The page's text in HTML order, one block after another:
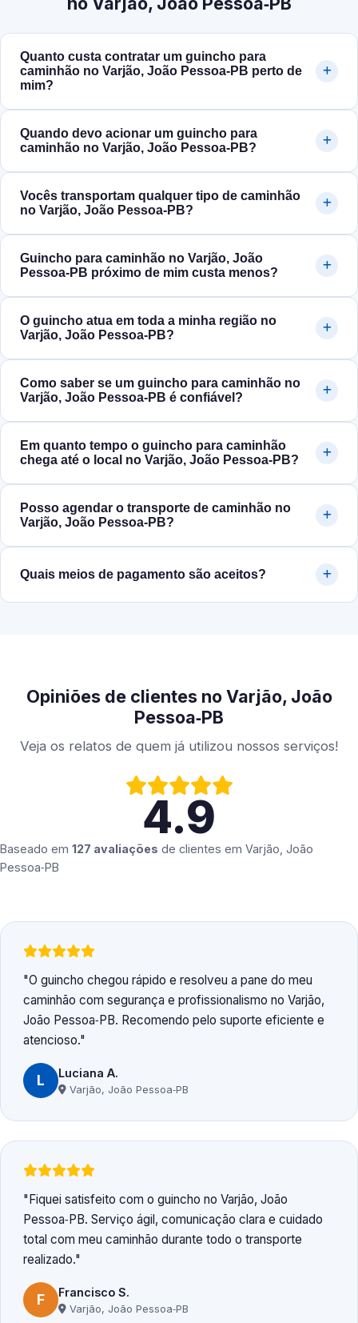
Quanto custa contratar um guincho para
caminhão no Varjão, João Pessoa‑PB perto de
mim?
Quando devo acionar um guincho para
caminhão no Varjão, João Pessoa‑PB?
Vocês transportam qualquer tipo de caminhão
no Varjão, João Pessoa‑PB?
Guincho para caminhão no Varjão, João
Pessoa‑PB próximo de mim custa menos?
O guincho atua em toda a minha região no
Varjão, João Pessoa‑PB?
Como saber se um guincho para caminhão no
Varjão, João Pessoa‑PB é confiável?
Em quanto tempo o guincho para caminhão
chega até o local no Varjão, João Pessoa‑PB?
Posso agendar o transporte de caminhão no
Varjão, João Pessoa‑PB?
Quais meios de pagamento são aceitos?
Opiniões de clientes no Varjão, João
Pessoa‑PB
Veja os relatos de quem já utilizou nossos serviços!
4.9
Baseado em 127 avaliações de clientes em Varjão, João
Pessoa‑PB
O guincho chegou rápido e resolveu a pane do meu
caminhão com segurança e profissionalismo no Varjão,
João Pessoa‑PB. Recomendo pelo suporte eficiente e
atencioso.
L Luciana A.
Varjão, João Pessoa‑PB
Fiquei satisfeito com o guincho no Varjão, João
Pessoa‑PB. Serviço ágil, comunicação clara e cuidado
total com meu caminhão durante todo o transporte
realizado.
F Francisco S.
Varjão, João Pessoa‑PB